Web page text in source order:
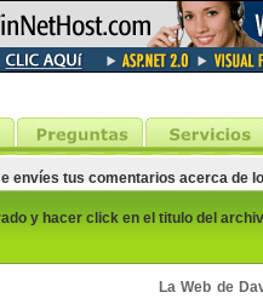
envíes tus comentarios acerca de
y hacer click en el titulo del
La Web de